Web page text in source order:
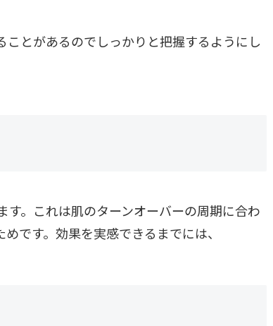
とがあるのでしっかりと把握するようにし
。これは肌のターンオーバーの周期に合わ
です。効果を実感できるまでには、